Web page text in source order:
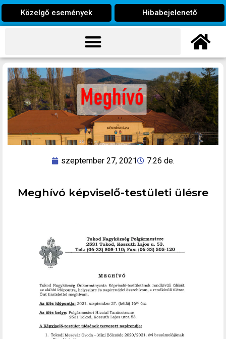
Közelgő események Hibabejelenető
szeptember 27, 2021 7:26 de.
Meghívó képviselő-testületi ülésre